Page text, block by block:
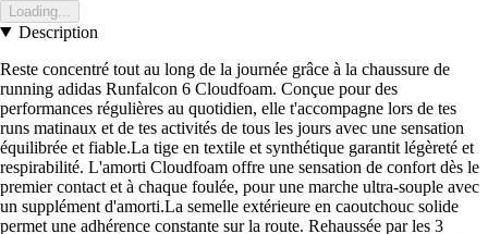
Loading...
Description
Reste concentré tout au long de la journée grâce à la chaussure de
running adidas Runfalcon 6 Cloudfoam. Conçue pour des
performances régulières au quotidien, elle t'accompagne lors de tes
runs matinaux et de tes activités de tous les jours avec une sensation
équilibrée et fiable.La tige en textile et synthétique garantit légèreté et
respirabilité. L'amorti Cloudfoam offre une sensation de confort dès le
premier contact et à chaque foulée, pour une marche ultra-souple avec
un supplément d'amorti.La semelle extérieure en caoutchouc solide
permet une adhérence constante sur la route. Rehaussée par les 3